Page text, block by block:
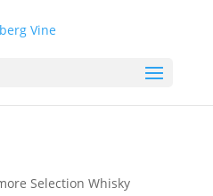
Selection Whisky